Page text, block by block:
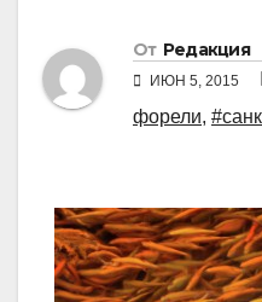
От Редакция
ИЮН 5, 2015
форели,